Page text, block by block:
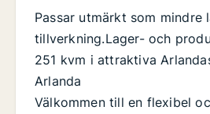
Passar utmärkt som mindre
tillverkning.Lager- och
251 kvm i attraktiva
Arlanda
Välkommen till en flexibel